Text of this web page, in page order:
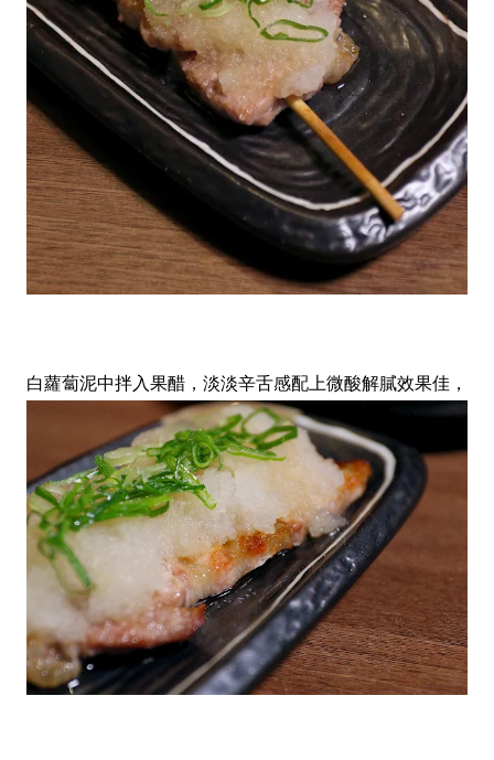
白蘿蔔泥中拌入果醋，淡淡辛舌感配上微酸解膩效果佳，